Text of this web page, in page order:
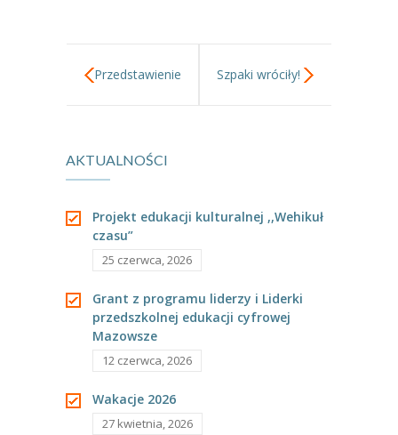
Przedstawienie
Dukat.
Szpaki wróciły!
AKTUALNOŚCI
Projekt edukacji kulturalnej ,,Wehikuł
czasu”
25 czerwca, 2026
Grant z programu liderzy i Liderki
przedszkolnej edukacji cyfrowej
Mazowsze
12 czerwca, 2026
Wakacje 2026
27 kwietnia, 2026